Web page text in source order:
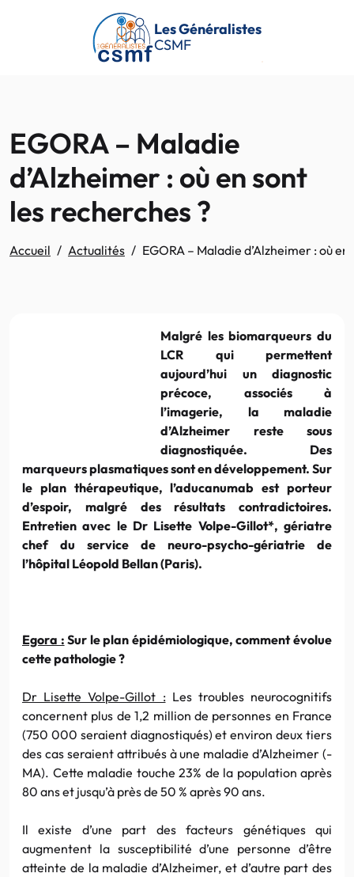
Passer au contenu principal
Les Généralistes
CSMF
EGORA – Maladie
d’Alzheimer : où en sont
les recherches ?
Accueil Actualités EGORA – Maladie d’Alzheimer : où
Malgré les biomarqueurs du
LCR qui permettent
aujourd’hui un diagnostic
précoce, associés à
l’imagerie, la maladie
d’Alzheimer reste sous
diagnostiquée. Des
marqueurs plasmatiques sont en développement. Sur
le plan thérapeutique, l’aducanumab est porteur
d’espoir, malgré des résultats contradictoires.
Entretien avec le Dr Lisette Volpe-Gillot*, gériatre
chef du service de neuro-psycho-gériatrie de
l’hôpital Léopold Bellan (Paris).
Egora : Sur le plan épidémiologique, comment évolue
cette pathologie ?
Dr Lisette Volpe-Gillot :Les troubles neurocognitifs
concernent plus de 1,2 million de personnes en France
(750 000 seraient diagnostiqués) et environ deux tiers
des cas seraient attribués à une maladie d’Alzheimer (-
MA). Cette maladie touche 23% de la population après
80 ans et jusqu’à près de 50 % après 90 ans.
Il existe d’une part des facteurs génétiques qui
augmentent la susceptibilité d’une personne d’être
atteinte de la maladie d’Alzheimer, et d’autre part des